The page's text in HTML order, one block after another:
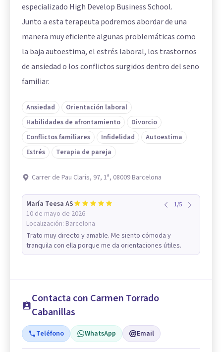
especializado High Develop Business School.
Junto a esta terapeuta podremos abordar de una
manera muy eficiente algunas problemáticas como
la baja autoestima, el estrés laboral, los trastornos
de ansiedad o los conflictos surgidos dentro del seno
familiar.
Ansiedad
Orientación laboral
Habilidades de afrontamiento
Divorcio
Conflictos familiares
Infidelidad
Autoestima
Estrés
Terapia de pareja
Carrer de Pau Claris, 97, 1ª, 08009 Barcelona
María Teesa AS
10 de mayo de 2026
Localización: Barcelona
1/5
Trato muy directo y amable. Me siento cómoda y
tranquila con ella porque me da orientaciones útiles.
Contacta con Carmen Torrado
Cabanillas
Teléfono WhatsApp Email